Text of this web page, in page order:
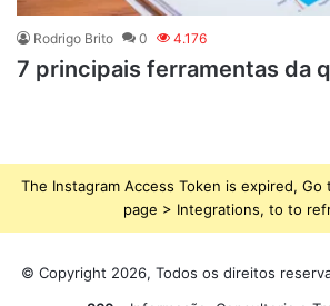
Rodrigo Brito 0 4.176
7 principais ferramentas da
The Instagram Access Token is expired, Go
page > Integrations, to to
© Copyright 2026, Todos os direitos